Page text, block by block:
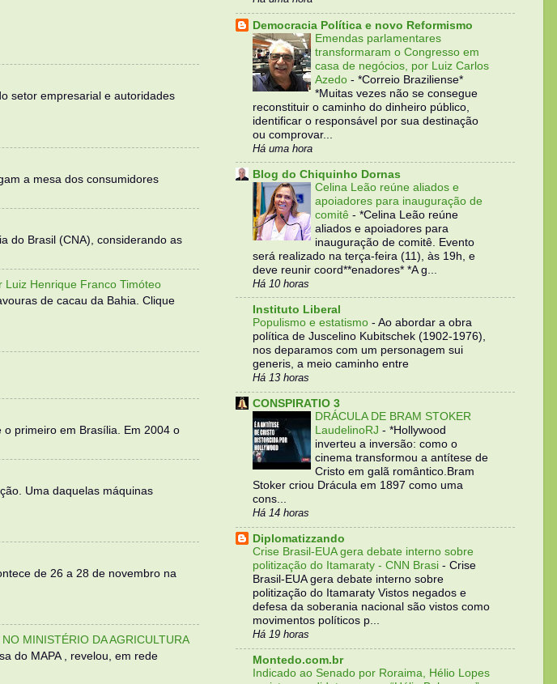
setor empresarial e autoridades
a mesa dos consumidores
do Brasil (CNA), considerando as
Luiz Henrique Franco Timóteo
de cacau da Bahia. Clique
primeiro em Brasília. Em 2004 o
Uma daquelas máquinas
de 26 a 28 de novembro na
MINISTÉRIO DA AGRICULTURA
do MAPA , revelou, em rede
Democracia Política e novo Reformismo
Emendas parlamentares
transformaram o Congresso em
casa de negócios, por Luiz Carlos
Azedo - *Correio Braziliense*
*Muitas vezes não se consegue
reconstituir o caminho do dinheiro público,
identificar o responsável por sua destinação
ou comprovar...
Há uma hora
Blog do Chiquinho Dornas
Celina Leão reúne aliados e
apoiadores para inauguração de
comitê - *Celina Leão reúne
aliados e apoiadores para
inauguração de comitê. Evento
será realizado na terça-feira (11), às 19h, e
deve reunir coord**enadores* *A g...
Há 10 horas
Instituto Liberal
Populismo e estatismo - Ao abordar a obra
política de Juscelino Kubitschek (1902-1976),
nos deparamos com um personagem sui
generis, a meio caminho entre
Há 13 horas
CONSPIRATIO 3
DRÁCULA DE BRAM STOKER
LaudelinoRJ - *Hollywood
inverteu a inversão: como o
cinema transformou a antítese de
Cristo em galã romântico.Bram
Stoker criou Drácula em 1897 como uma
cons...
Há 14 horas
Diplomatizzando
Crise Brasil-EUA gera debate interno sobre
politização do Itamaraty - CNN Brasi - Crise
Brasil-EUA gera debate interno sobre
politização do Itamaraty Vistos negados e
defesa da soberania nacional são vistos como
movimentos políticos p...
Há 19 horas
Montedo.com.br
Indicado ao Senado por Roraima, Hélio Lopes